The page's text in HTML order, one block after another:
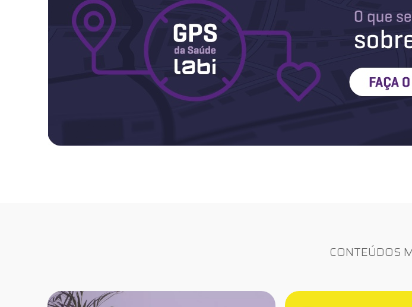
Saúde do Homem
Sobre o Labi
CONTEÚDOS